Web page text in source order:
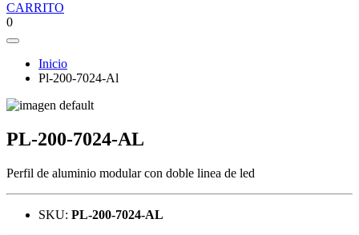
CARRITO
0
Inicio
Pl-200-7024-Al
PL-200-7024-AL
Perfil de aluminio modular con doble linea de led
SKU: PL-200-7024-AL